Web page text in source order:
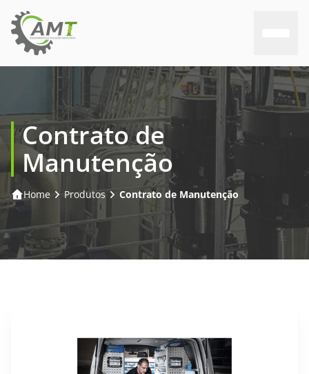
Home
Sobre nós
Produtos
Assistência
Blog
Contrato de
Manutenção
Home Produtos Contrato de Manutenção